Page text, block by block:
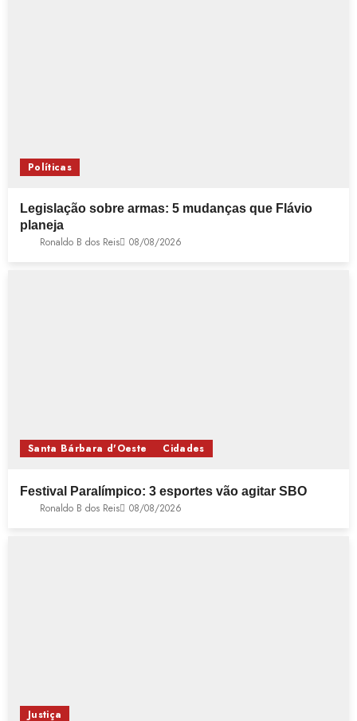
Políticas
Legislação sobre armas: 5 mudanças que Flávio
planeja
Ronaldo B dos Reis 08/08/2026
Santa Bárbara d'Oeste Cidades
Festival Paralímpico: 3 esportes vão agitar SBO
Ronaldo B dos Reis 08/08/2026
Justiça